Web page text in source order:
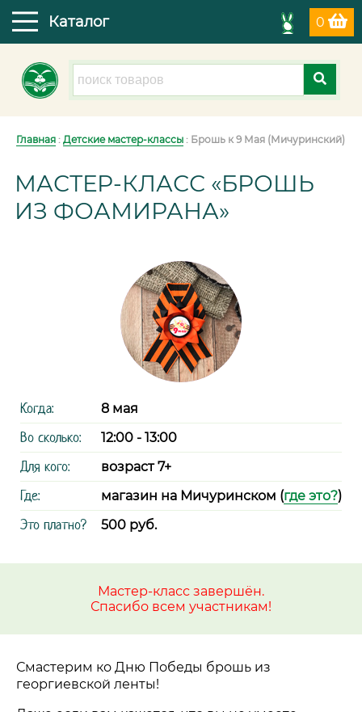
0
Каталог
Главная : Детские мастер-классы : Брошь к 9 Мая (Мичуринский)
МАСТЕР-КЛАСС «БРОШЬ
ИЗ ФОАМИРАНА»
Когда: 8 мая
Во сколько: 12:00 - 13:00
Для кого: возраст 7+
Где: магазин на Мичуринском (где это?)
Это платно? 500 руб.
Мастер-класс завершён.
Спасибо всем участникам!
Смастерим ко Дню Победы брошь из
георгиевской ленты!